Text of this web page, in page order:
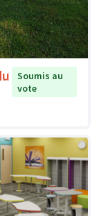
Soumis au
vote